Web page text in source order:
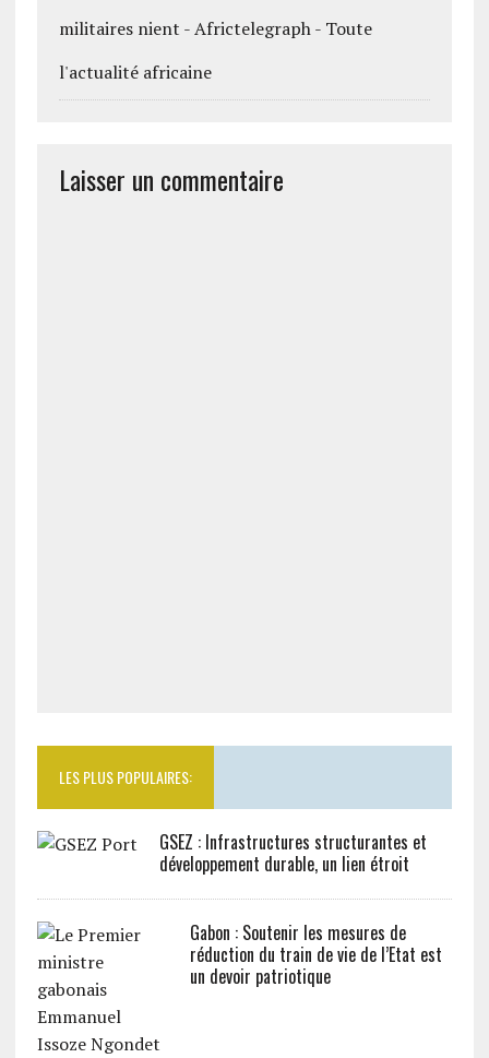
militaires nient - Africtelegraph - Toute
l'actualité africaine
Laisser un commentaire
LES PLUS POPULAIRES:
GSEZ : Infrastructures structurantes et
développement durable, un lien étroit
Gabon : Soutenir les mesures de
réduction du train de vie de l’Etat est
un devoir patriotique